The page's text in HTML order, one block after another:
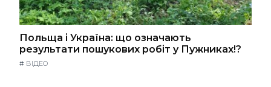
Польща і Україна: що означають
результати пошукових робіт у Пужниках!?
# ВІДЕО